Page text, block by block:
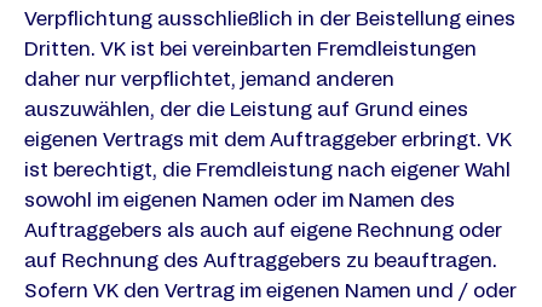
Verpflichtung ausschließlich in der Beistellung eines
Dritten. VK ist bei vereinbarten Fremdleistungen
daher nur verpflichtet, jemand anderen
auszuwählen, der die Leistung auf Grund eines
eigenen Vertrags mit dem Auftraggeber erbringt. VK
ist berechtigt, die Fremdleistung nach eigener Wahl
sowohl im eigenen Namen oder im Namen des
Auftraggebers als auch auf eigene Rechnung oder
auf Rechnung des Auftraggebers zu beauftragen.
Sofern VK den Vertrag im eigenen Namen und / oder